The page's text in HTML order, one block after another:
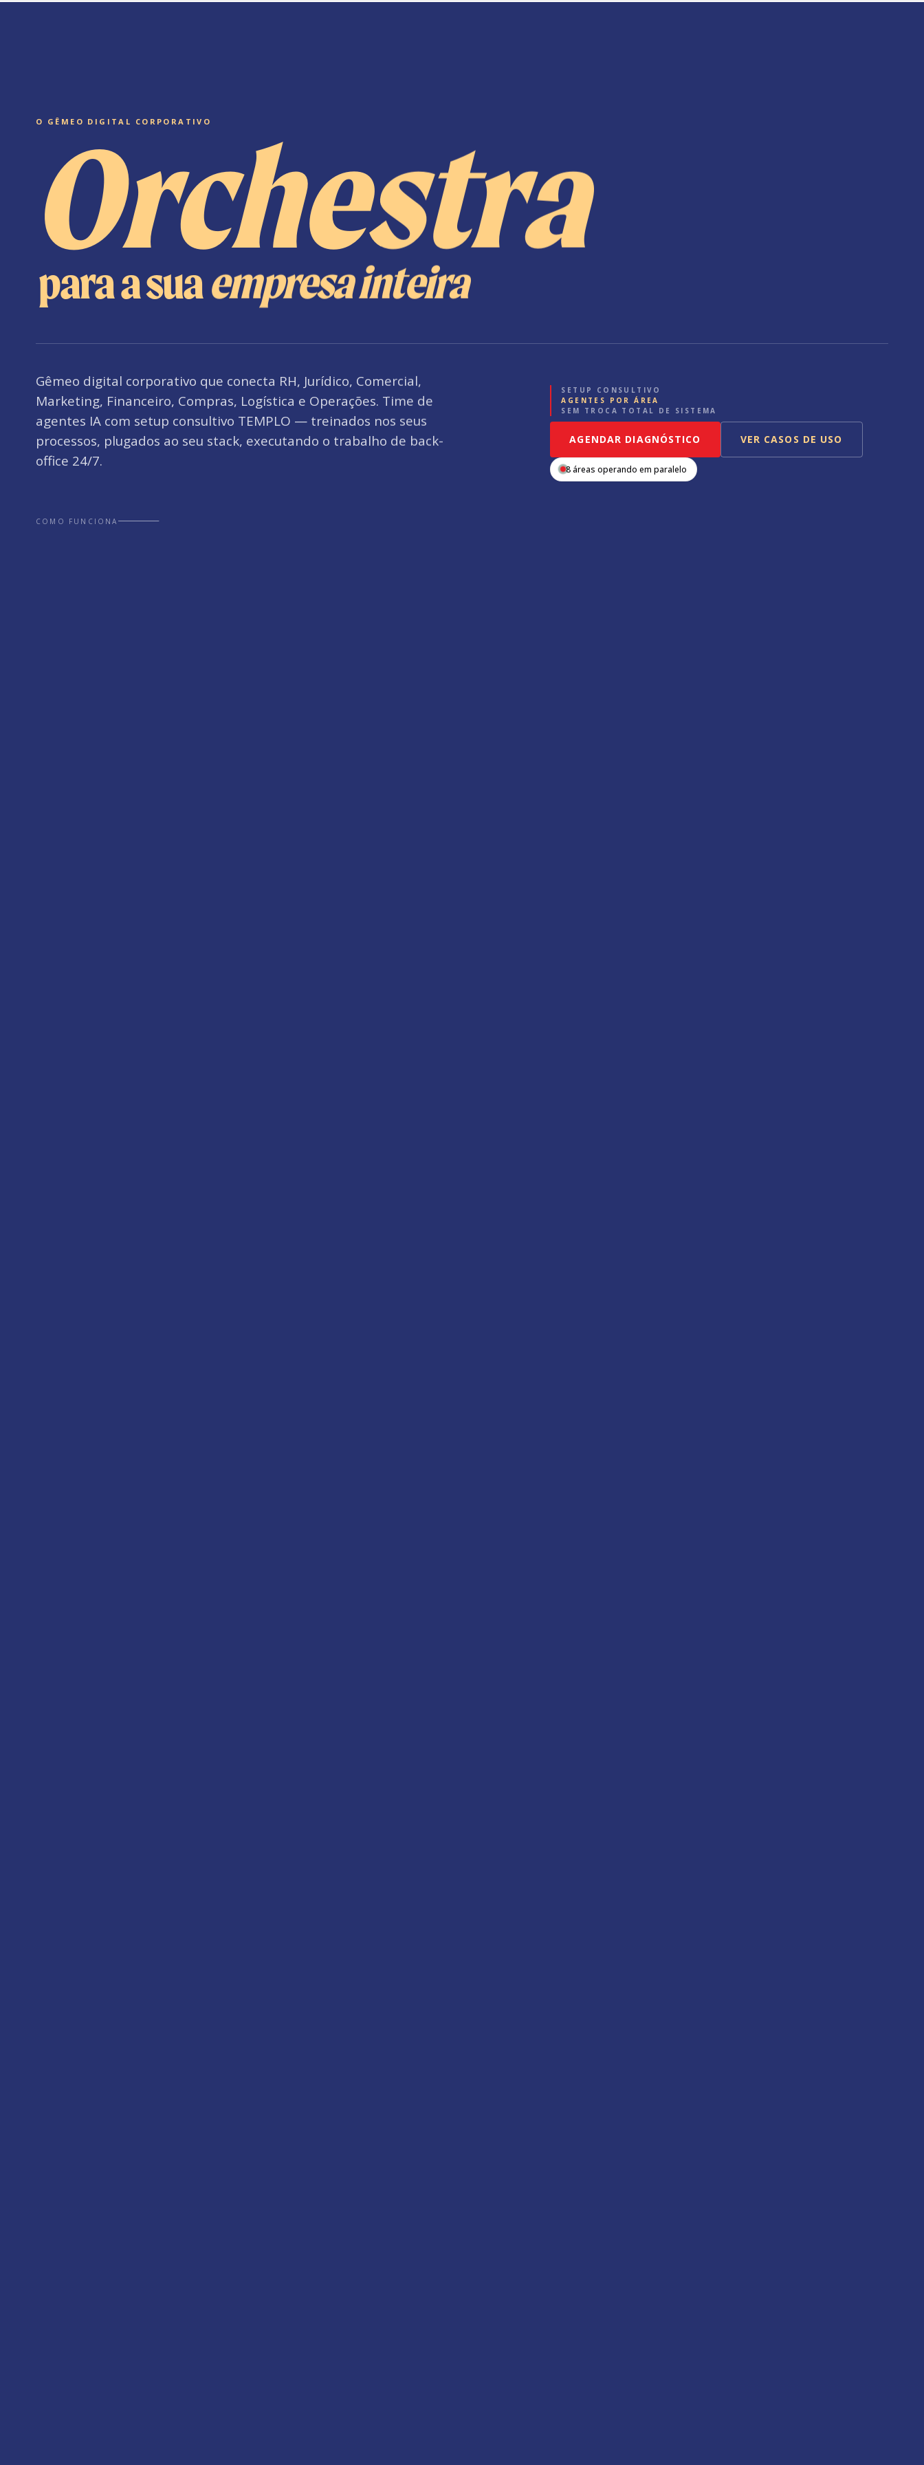
O GÊMEO DIGITAL CORPORATIVO
Orchestra
para a suaempresa inteira
Gêmeo digital corporativo que conecta RH, Jurídico, Comercial,
Marketing, Financeiro, Compras, Logística e Operações. Time de
agentes IA com setup consultivo TEMPLO — treinados nos seus
processos, plugados ao seu stack, executando o trabalho de back-
office 24/7.
SETUP CONSULTIVO
AGENTES POR ÁREA
SEM TROCA TOTAL DE SISTEMA
AGENDAR DIAGNÓSTICO VER CASOS DE USO
8 áreas operando em paralelo
COMO FUNCIONA